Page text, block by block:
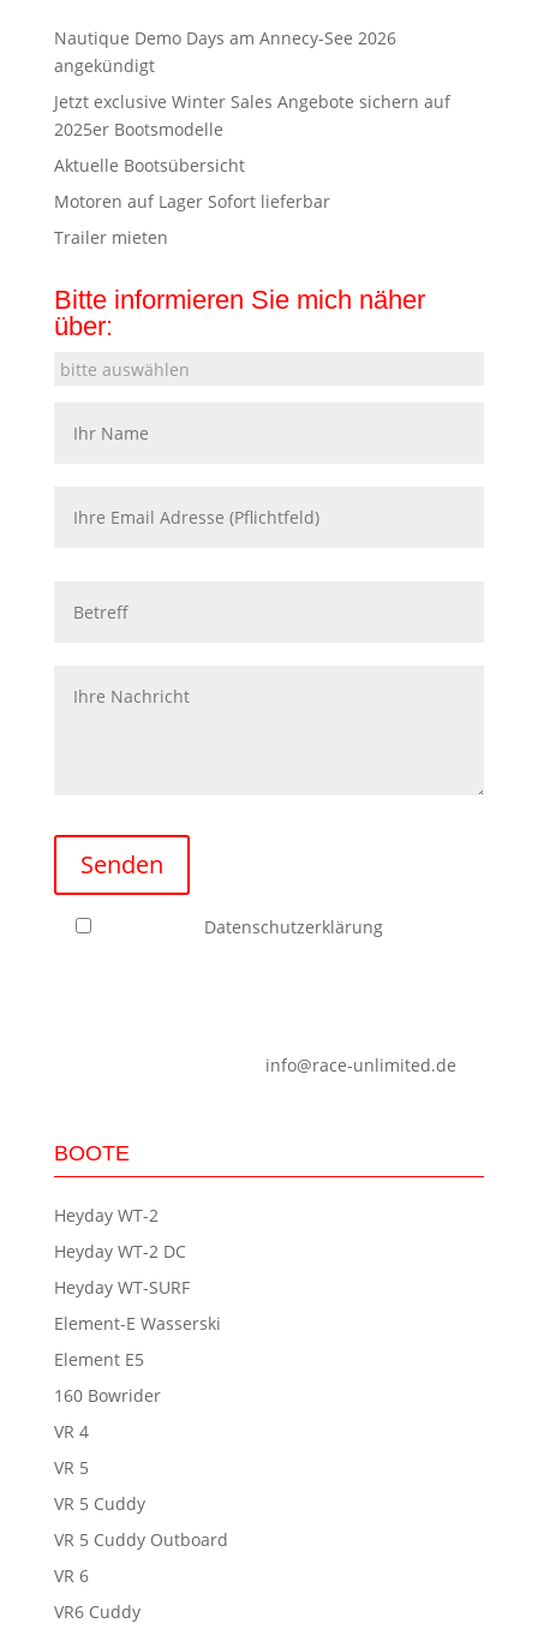
Nautique Demo Days am Annecy-See 2026
angekündigt
Jetzt exclusive Winter Sales Angebote sichern auf
2025er Bootsmodelle
Aktuelle Bootsübersicht
Motoren auf Lager Sofort lieferbar
Trailer mieten
Bitte informieren Sie mich näher
über:
Senden
Datenschutzerklärungzur
info@race-unlimited.de
BOOTE
Heyday WT-2
Heyday WT-2 DC
Heyday WT-SURF
Element-E Wasserski
Element E5
160 Bowrider
VR 4
VR 5
VR 5 Cuddy
VR 5 Cuddy Outboard
VR 6
VR6 Cuddy